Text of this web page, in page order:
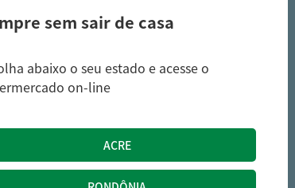
sem sair de casa
abaixo o seu estado e acesse o
on-line